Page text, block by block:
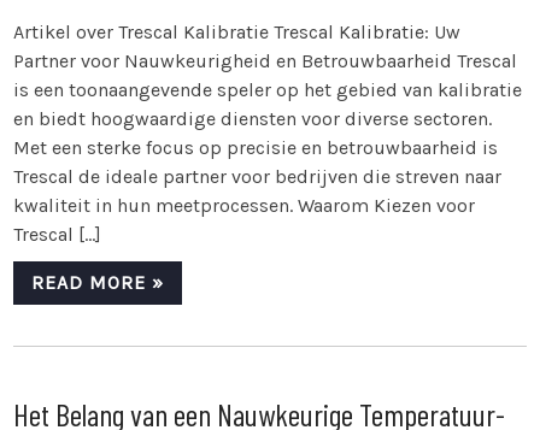
Artikel over Trescal Kalibratie Trescal Kalibratie: Uw
Partner voor Nauwkeurigheid en Betrouwbaarheid Trescal
is een toonaangevende speler op het gebied van kalibratie
en biedt hoogwaardige diensten voor diverse sectoren.
Met een sterke focus op precisie en betrouwbaarheid is
Trescal de ideale partner voor bedrijven die streven naar
kwaliteit in hun meetprocessen. Waarom Kiezen voor
Trescal […]
READ MORE »
Het Belang van een Nauwkeurige Temperatuur-